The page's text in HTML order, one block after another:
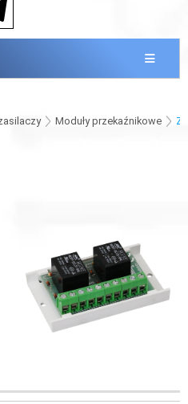
Moduły przekaźnikowe
PRĄD